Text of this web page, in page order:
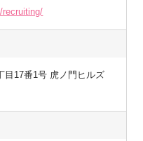
recruiting/
目17番1号 虎ノ門ヒルズ